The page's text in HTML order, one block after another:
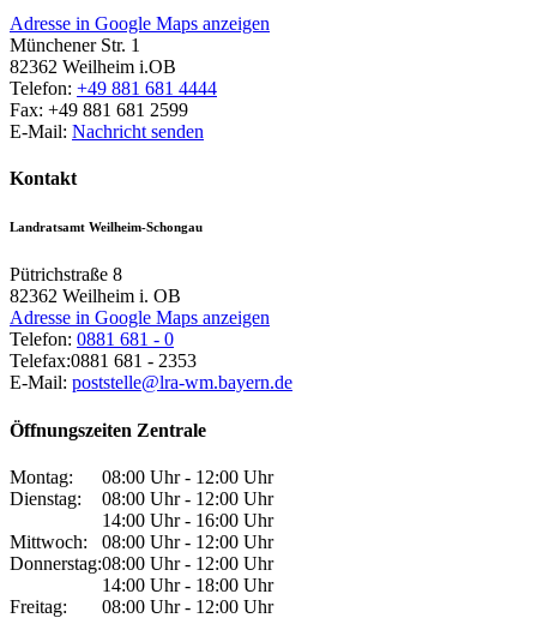
Adresse in Google Maps anzeigen
Münchener Str. 1
82362 Weilheim i.OB
Telefon: +49 881 681 4444
Fax: +49 881 681 2599
E-Mail: Nachricht senden
Kontakt
Landratsamt Weilheim-Schongau
Pütrichstraße 8
82362 Weilheim i. OB
Adresse in Google Maps anzeigen
Telefon: 0881 681 - 0
Telefax:0881 681 - 2353
E-Mail: poststelle@lra-wm.bayern.de
Öffnungszeiten Zentrale
Montag:
08:00 Uhr - 12:00 Uhr
Dienstag:
08:00 Uhr - 12:00 Uhr
14:00 Uhr - 16:00 Uhr
Mittwoch:
08:00 Uhr - 12:00 Uhr
Donnerstag:08:00 Uhr - 12:00 Uhr
14:00 Uhr - 18:00 Uhr
Freitag:
08:00 Uhr - 12:00 Uhr